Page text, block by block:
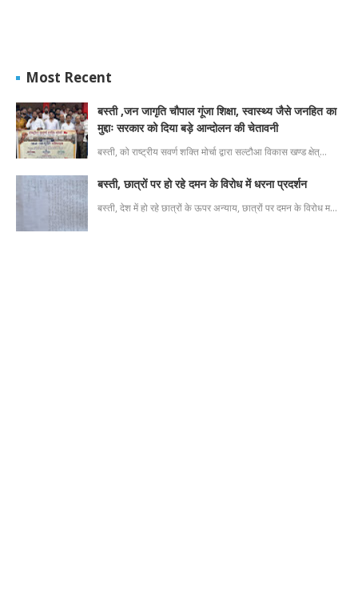
Most Recent
बस्ती ,जन जागृति चौपाल गूंजा शिक्षा, स्वास्थ्य जैसे जनहित का
मुद्दाः सरकार को दिया बड़े आन्दोलन की चेतावनी
बस्ती, को राष्ट्रीय सवर्ण शक्ति मोर्चा द्वारा सल्टौआ विकास खण्ड क्षेत्…
बस्ती, छात्रों पर हो रहे दमन के विरोध में धरना प्रदर्शन
बस्ती, देश में हो रहे छात्रों के ऊपर अन्याय, छात्रों पर दमन के विरोध म…